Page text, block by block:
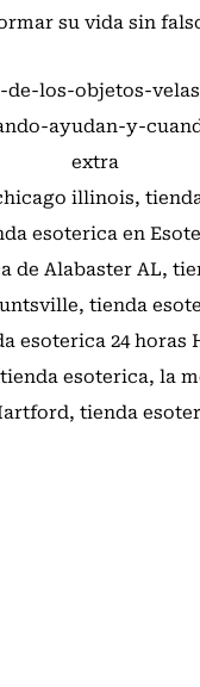
su vida sin
illinois,
esoterica en
de Alabaster AL,
, tienda
esoterica 24 horas
esoterica, la
, tienda